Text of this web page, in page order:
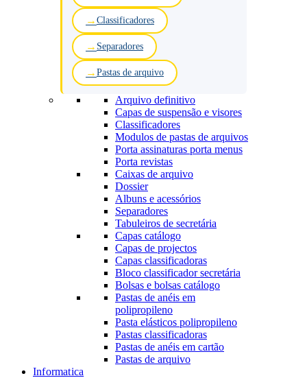
Classificadores
Separadores
Pastas de arquivo
Arquivo definitivo
Capas de suspensão e visores
Classificadores
Modulos de pastas de arquivos
Porta assinaturas porta menus
Porta revistas
Caixas de arquivo
Dossier
Albuns e acessórios
Separadores
Tabuleiros de secretária
Capas catálogo
Capas de projectos
Capas classificadoras
Bloco classificador secretária
Bolsas e bolsas catálogo
Pastas de anéis em
polipropileno
Pasta elásticos polipropileno
Pastas classificadoras
Pastas de anéis em cartão
Pastas de arquivo
Informatica